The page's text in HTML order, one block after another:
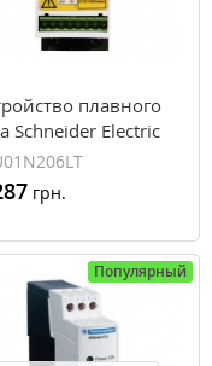
плавного
Schneider Electric
Altistart ATSU01 6A
(ATSU01N206LT)
грн.
Популярный